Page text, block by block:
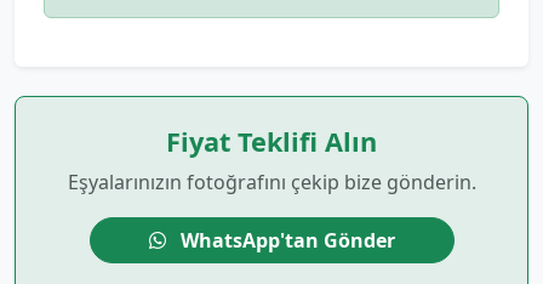
Fiyat Teklifi Alın
Eşyalarınızın fotoğrafını çekip bize gönderin.
WhatsApp'tan Gönder